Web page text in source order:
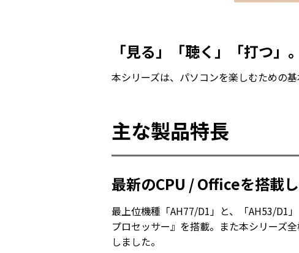
「見る」「聴く」「打つ」
本シリーズは、パソコンを楽しむための
主な製品特長
最新のCPU / Officeを搭載
最上位機種「AH77/D1」と、「AH53/D1
プロセッサー』を搭載。また本シリーズ
しました。